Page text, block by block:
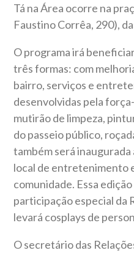
Tá na Área ocorre na
Faustino Corrêa, 290),
O programa irá
três formas: com
bairro, serviços e
desenvolvidas pela
mutirão de limpeza,
do passeio público,
também será inaugurada
local de entretenimento
comunidade. Essa
participação especial da
levará cosplays de
O secretário das